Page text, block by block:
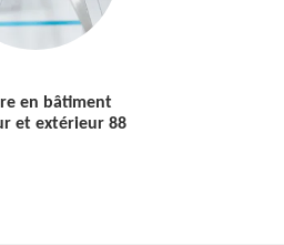
en bâtiment
et extérieur 88